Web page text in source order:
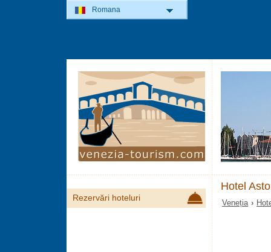
Hotel
Veneția ›
Rezervări hoteluri
Romana